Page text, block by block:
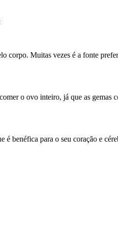
corpo. Muitas vezes é a fonte
o ovo inteiro, já que as gemas
benéfica para o seu coração e